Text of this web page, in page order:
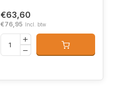
€63,60
€76,95 Incl. btw